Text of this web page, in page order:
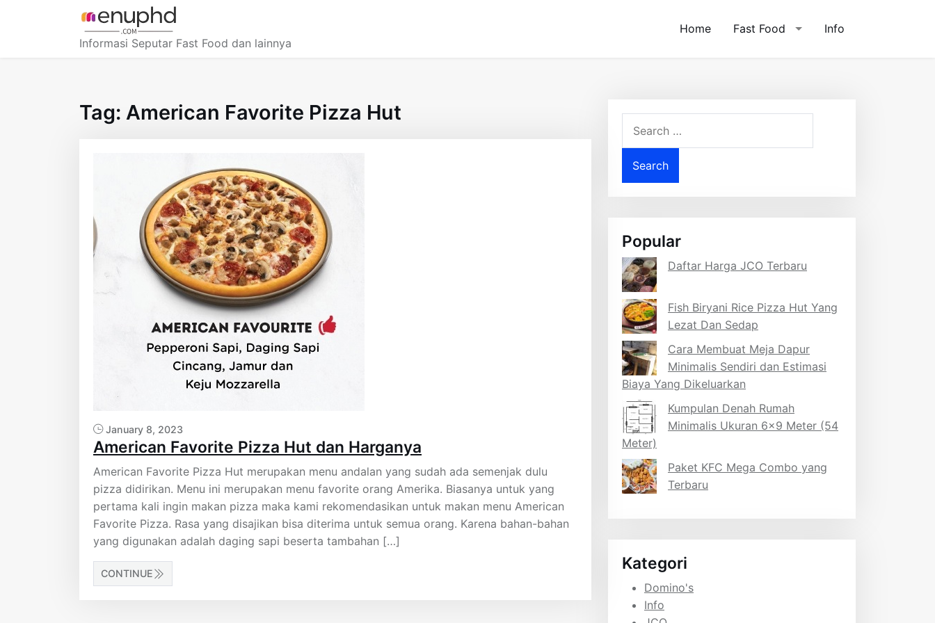
Informasi Seputar Fast Food dan lainnya
Home Fast Food Info
Tag: American Favorite Pizza Hut
January 8, 2023
American Favorite Pizza Hut dan Harganya
American Favorite Pizza Hut merupakan menu andalan yang sudah ada semenjak dulu
pizza didirikan. Menu ini merupakan menu favorite orang Amerika. Biasanya untuk yang
pertama kali ingin makan pizza maka kami rekomendasikan untuk makan menu American
Favorite Pizza. Rasa yang disajikan bisa diterima untuk semua orang. Karena bahan-bahan
yang digunakan adalah daging sapi beserta tambahan […]
CONTINUE
for:
Popular
Daftar Harga JCO Terbaru
Fish Biryani Rice Pizza Hut Yang
Lezat Dan Sedap
Cara Membuat Meja Dapur
Minimalis Sendiri dan Estimasi
Biaya Yang Dikeluarkan
Kumpulan Denah Rumah
Minimalis Ukuran 6×9 Meter (54
Meter)
Paket KFC Mega Combo yang
Terbaru
Kategori
Domino's
Info